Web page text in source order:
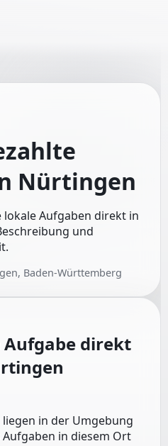
Nürtingen
lokale Aufgaben direkt in
und
Baden-Württemberg
direkt
in der Umgebung
in diesem Ort